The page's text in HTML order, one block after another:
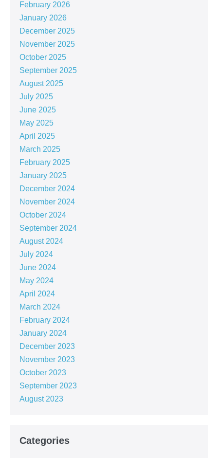
February 2026
January 2026
December 2025
November 2025
October 2025
September 2025
August 2025
July 2025
June 2025
May 2025
April 2025
March 2025
February 2025
January 2025
December 2024
November 2024
October 2024
September 2024
August 2024
July 2024
June 2024
May 2024
April 2024
March 2024
February 2024
January 2024
December 2023
November 2023
October 2023
September 2023
August 2023
Categories